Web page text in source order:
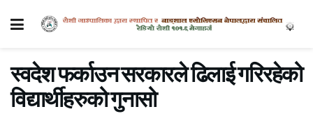
स्वदेश फर्काउन सरकारले ढिलाई गरिरहेको
विद्यार्थीहरुको गुनासो